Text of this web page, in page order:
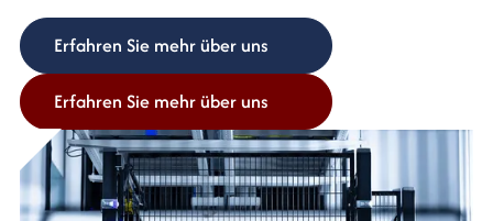
Erfahren Sie mehr über uns
Erfahren Sie mehr über uns